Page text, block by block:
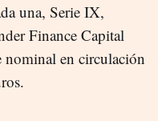
una, Serie IX,
Finance Capital
en circulación